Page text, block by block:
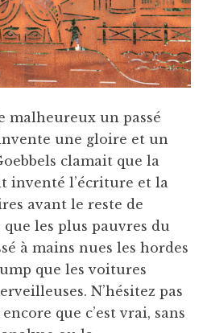
malheureux un passé
une gloire et un
clamait que la
inventé l’écriture et la
avant le reste de
les plus pauvres du
à mains nues les hordes
que les voitures
N’hésitez pas
que c’est vrai, sans